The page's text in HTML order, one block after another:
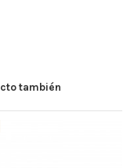
también